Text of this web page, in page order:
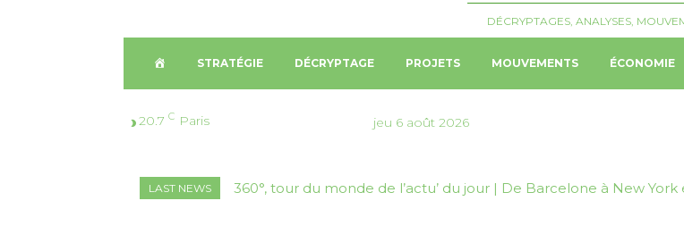
DÉCRYPTAGES, ANALYSES,
U
STRATÉGIE DÉCRYPTAGE PROJETS MOUVEMENTS ÉCONOMIE
20.7 C Paris jeu 6 août 2026
LAST NEWS 360°, tour du monde de l’actu’ du jour | De Barcelone à New
Nomination, Thaïlande | Erik Lannge nommé General Manager